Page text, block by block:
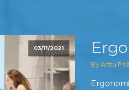
03/11/2021
By Arttu